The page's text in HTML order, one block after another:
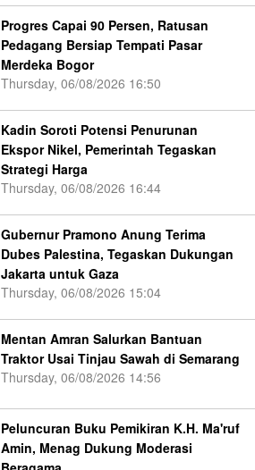
Progres Capai 90 Persen, Ratusan
Pedagang Bersiap Tempati Pasar
Merdeka Bogor
Thursday, 06/08/2026 16:50
Kadin Soroti Potensi Penurunan
Ekspor Nikel, Pemerintah Tegaskan
Strategi Harga
Thursday, 06/08/2026 16:44
Gubernur Pramono Anung Terima
Dubes Palestina, Tegaskan Dukungan
Jakarta untuk Gaza
Thursday, 06/08/2026 15:04
Mentan Amran Salurkan Bantuan
Traktor Usai Tinjau Sawah di Semarang
Thursday, 06/08/2026 14:56
Peluncuran Buku Pemikiran K.H. Ma'ruf
Amin, Menag Dukung Moderasi